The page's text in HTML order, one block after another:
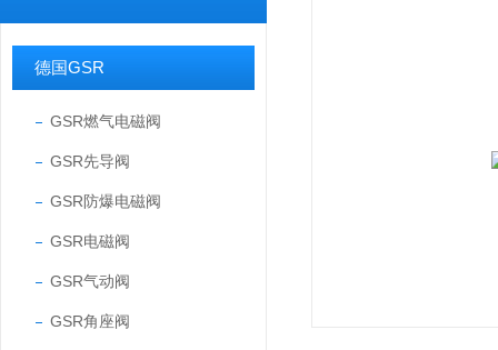
德国GSR
GSR燃气电磁阀
GSR先导阀
GSR防爆电磁阀
GSR电磁阀
GSR气动阀
GSR角座阀